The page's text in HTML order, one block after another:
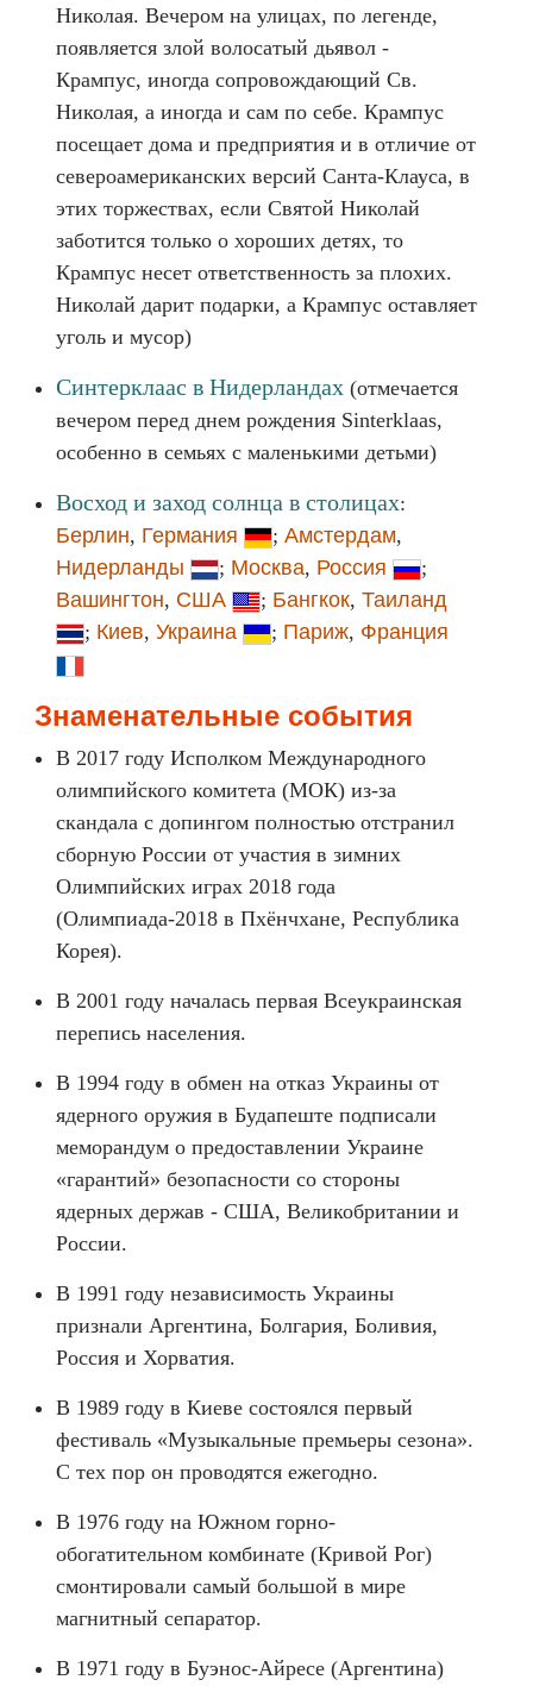
Николая. Вечером на улицах, по легенде,
появляется злой волосатый дьявол -
Крампус, иногда сопровождающий Св.
Николая, а иногда и сам по себе. Крампус
посещает дома и предприятия и в отличие от
североамериканских версий Санта-Клауса, в
этих торжествах, если Святой Николай
заботится только о хороших детях, то
Крампус несет ответственность за плохих.
Николай дарит подарки, а Крампус оставляет
уголь и мусор)
Синтерклаас в Нидерландах (отмечается
вечером перед днем рождения Sinterklaas,
особенно в семьях с маленькими детьми)
Восход и заход солнца в столицах:
Берлин, Германия ; Амстердам,
Нидерланды
; Москва, Россия
;
Вашингтон, США ; Бангкок, Таиланд
; Киев, Украина ; Париж, Франция
Знаменательные события
В 2017 году Исполком Международного
олимпийского комитета (МОК) из-за
скандала с допингом полностью отстранил
сборную России от участия в зимних
Олимпийских играх 2018 года
(Олимпиада-2018 в Пхёнчхане, Республика
Корея).
В 2001 году началась первая Всеукраинская
перепись населения.
В 1994 году в обмен на отказ Украины от
ядерного оружия в Будапеште подписали
меморандум о предоставлении Украине
«гарантий» безопасности со стороны
ядерных держав - США, Великобритании и
России.
В 1991 году независимость Украины
признали Аргентина, Болгария, Боливия,
Россия и Хорватия.
В 1989 году в Киеве состоялся первый
фестиваль «Музыкальные премьеры сезона».
С тех пор он проводятся ежегодно.
В 1976 году на Южном горно-
обогатительном комбинате (Кривой Рог)
смонтировали самый большой в мире
магнитный сепаратор.
В 1971 году в Буэнос-Айресе (Аргентина)